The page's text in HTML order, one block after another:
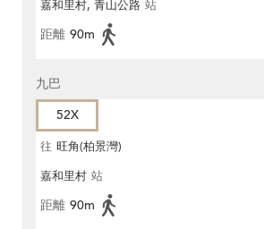
嘉和里村, 青山公路 站
距離 90m
九巴
52X
往 旺角(柏景灣)
嘉和里村 站
距離 90m